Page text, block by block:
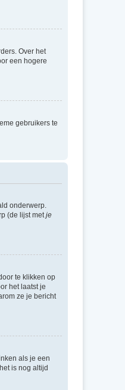
Over het
een hogere
gebruikers te
onderwerp.
(de lijst metje
te klikken op
het laatst je
ze je bericht
als je een
is nog altijd